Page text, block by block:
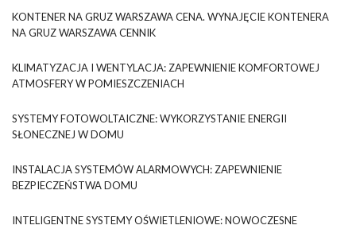
KONTENER NA GRUZ WARSZAWA CENA. WYNAJĘCIE KONTENERA
NA GRUZ WARSZAWA CENNIK
KLIMATYZACJA I WENTYLACJA: ZAPEWNIENIE KOMFORTOWEJ
ATMOSFERY W POMIESZCZENIACH
SYSTEMY FOTOWOLTAICZNE: WYKORZYSTANIE ENERGII
SŁONECZNEJ W DOMU
INSTALACJA SYSTEMÓW ALARMOWYCH: ZAPEWNIENIE
BEZPIECZEŃSTWA DOMU
INTELIGENTNE SYSTEMY OŚWIETLENIOWE: NOWOCZESNE